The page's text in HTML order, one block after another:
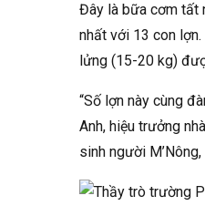
Đây là bữa cơm tất
nhất với 13 con
lửng (15-20 kg)
“Số lợn này cùng
Anh, hiệu trưởng
sinh người